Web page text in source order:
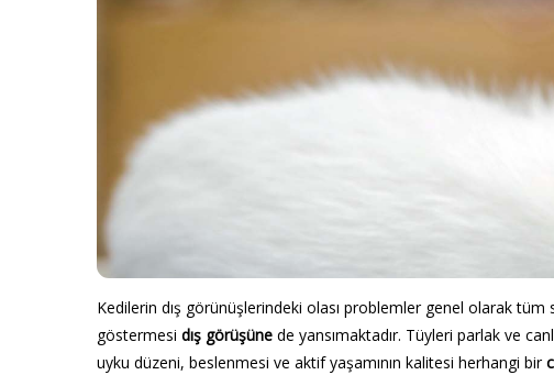
Kedilerin dış görünüşlerindeki olası problemler genel olarak tüm
göstermesi dış görüşüne de yansımaktadır. Tüyleri parlak ve
uyku düzeni, beslenmesi ve aktif yaşamının kalitesi herhangi bir